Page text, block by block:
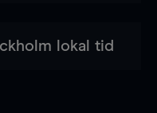
lokal tid